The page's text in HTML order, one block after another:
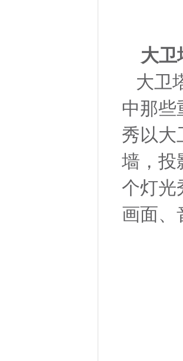
大卫
大卫
中那些
秀以大
墙，投
个灯光
画面、